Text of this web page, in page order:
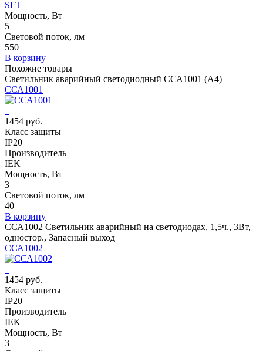
SLT
Мощность, Вт
5
Световой поток, лм
550
В корзину
Похожие товары
Светильник аварийный светодиодный ССА1001 (А4)
ССА1001
1454 руб.
Класс защиты
IP20
Производитель
IEK
Мощность, Вт
3
Световой поток, лм
40
В корзину
ССА1002 Светильник аварийный на светодиодах, 1,5ч., 3Вт,
одностор., Запасный выход
ССА1002
1454 руб.
Класс защиты
IP20
Производитель
IEK
Мощность, Вт
3